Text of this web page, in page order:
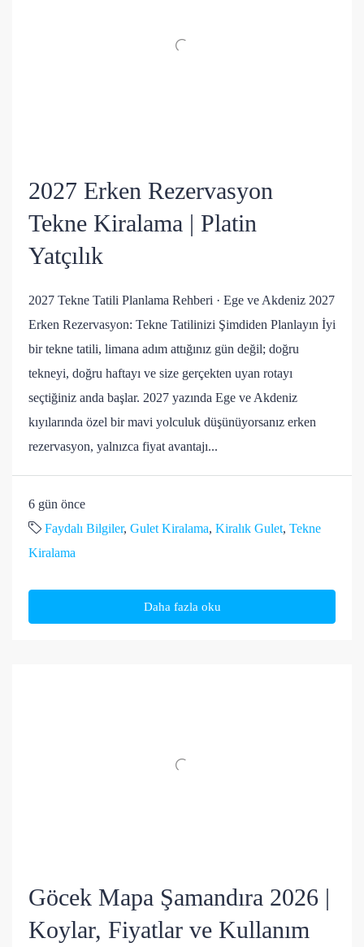
2027 Erken Rezervasyon
Tekne Kiralama | Platin
Yatçılık
2027 Tekne Tatili Planlama Rehberi · Ege ve Akdeniz 2027
Erken Rezervasyon: Tekne Tatilinizi Şimdiden Planlayın İyi
bir tekne tatili, limana adım attığınız gün değil; doğru
tekneyi, doğru haftayı ve size gerçekten uyan rotayı
seçtiğiniz anda başlar. 2027 yazında Ege ve Akdeniz
kıyılarında özel bir mavi yolculuk düşünüyorsanız erken
rezervasyon, yalnızca fiyat avantajı...
6 gün önce
Faydalı Bilgiler, Gulet Kiralama, Kiralık Gulet, Tekne
Kiralama
Daha fazla oku
Göcek Mapa Şamandıra 2026 |
Koylar, Fiyatlar ve Kullanım